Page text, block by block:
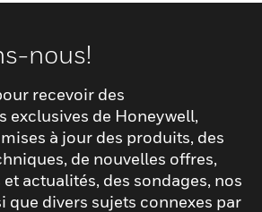
nous!
recevoir des
exclusives de Honeywell,
à jour des produits, des
de nouvelles offres,
actualités, des sondages, nos
que divers sujets connexes par